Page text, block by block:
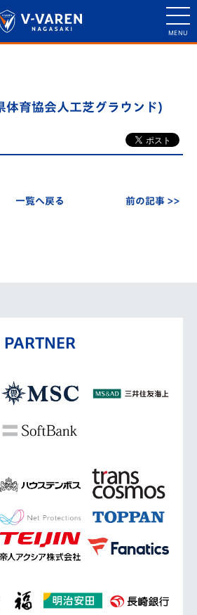
体育協会人工芝グラウンド)
一覧へ戻る 前の記事 >>
PARTNER